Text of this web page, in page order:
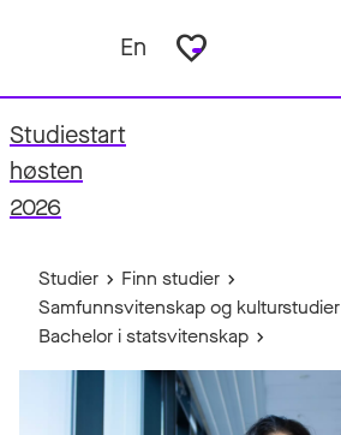
En favorite_border
Studiestart
høsten
2026
Studier
Finn studier
Samfunnsvitenskap og kulturstudier
Bachelor i statsvitenskap